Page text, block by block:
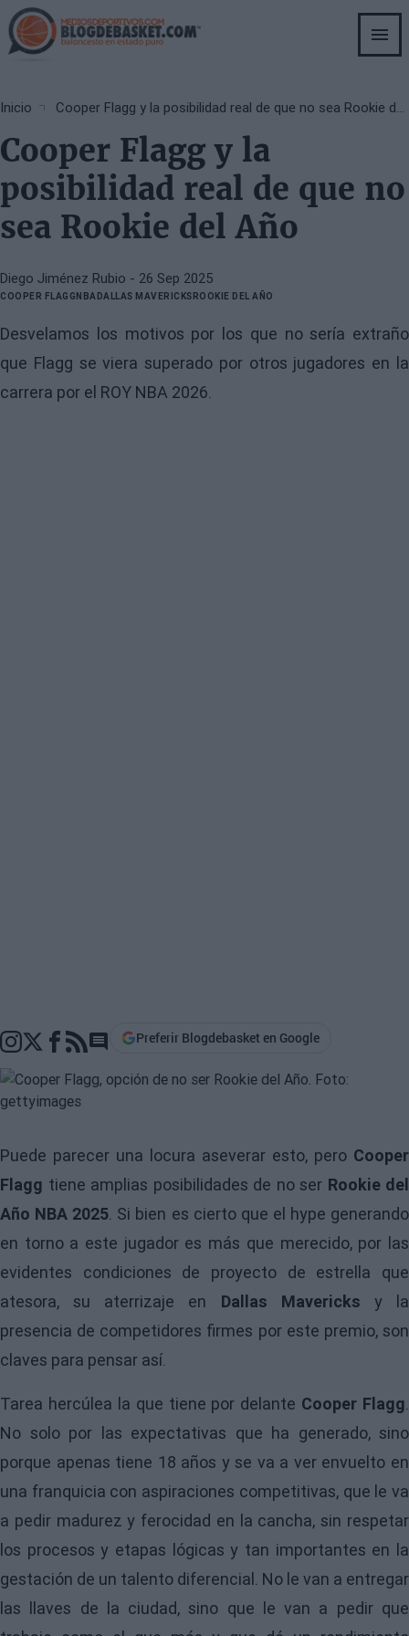
Skip
to
main
Breadcrumb
Inicio Cooper Flagg y la posibilidad real de que no sea Rookie del Año
Cooper Flagg y la
posibilidad real de que no
sea Rookie del Año
Diego Jiménez Rubio - 26 Sep 2025
COOPER FLAGGNBADALLAS MAVERICKSROOKIE DEL AÑO
Desvelamos los motivos por los que no sería extraño
que Flagg se viera superado por otros jugadores en la
carrera por el ROY NBA 2026.
Go to comments section
Preferir Blogdebasket en Google
Puede parecer una locura aseverar esto, pero Cooper
Flagg tiene amplias posibilidades de no ser Rookie del
Año NBA 2025. Si bien es cierto que el hype generando
en torno a este jugador es más que merecido, por las
evidentes condiciones de proyecto de estrella que
atesora, su aterrizaje en Dallas Mavericks y la
presencia de competidores firmes por este premio, son
claves para pensar así.
Tarea hercúlea la que tiene por delante Cooper Flagg.
No solo por las expectativas que ha generado, sino
porque apenas tiene 18 años y se va a ver envuelto en
una franquicia con aspiraciones competitivas, que le va
a pedir madurez y ferocidad en la cancha, sin respetar
los procesos y etapas lógicas y tan importantes en la
gestación de un talento diferencial. No le van a entregar
las llaves de la ciudad, sino que le van a pedir que